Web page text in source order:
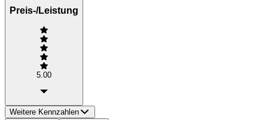
Preis-/Leistung
5.00
Weitere Kennzahlen